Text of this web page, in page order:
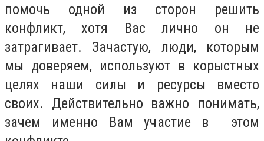
помочь одной из сторон решить
конфликт, хотя Вас лично он не
затрагивает. Зачастую, люди, которым
мы доверяем, используют в корыстных
целях наши силы и ресурсы вместо
своих. Действительно важно понимать,
зачем именно Вам участие в этом